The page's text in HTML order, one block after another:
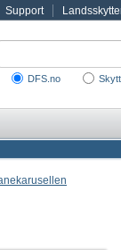
Support
DFS.no